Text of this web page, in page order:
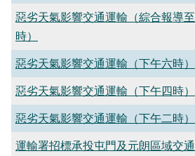
惡劣天氣影響交通運輸（綜合報導
時）
惡劣天氣影響交通運輸（下午六時）
惡劣天氣影響交通運輸（下午四時）
惡劣天氣影響交通運輸（下午二時）
運輸署招標承投屯門及元朗區域交